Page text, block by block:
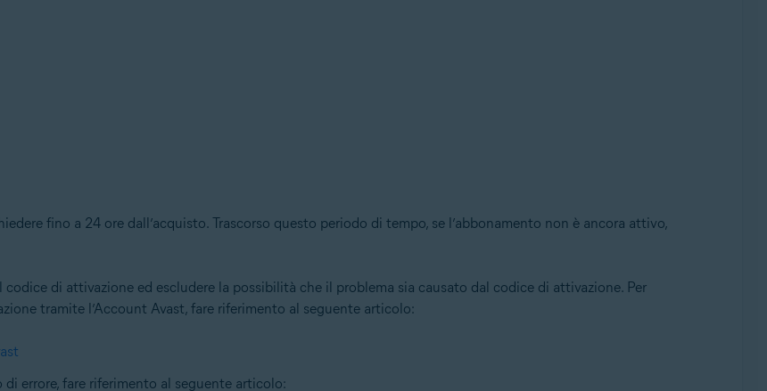
fino a 24 ore dall’acquisto. Trascorso questo periodo di tempo, se l’abbonamento non è ancora attivo,
codice di attivazione ed escludere la possibilità che il problema sia causato dal codice di attivazione. Per
tramite l’Account Avast, fare riferimento al seguente articolo:
errore, fare riferimento al seguente articolo: